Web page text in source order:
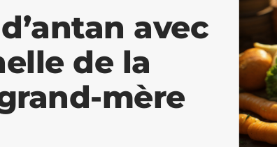
avec
de la
mère